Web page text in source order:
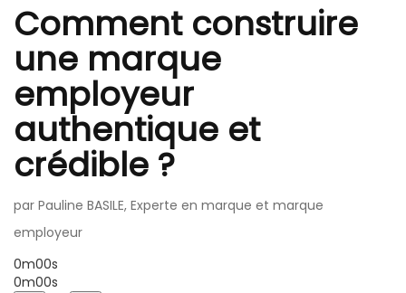
Comment construire
une marque
employeur
authentique et
crédible ?
par Pauline BASILE, Experte en marque et marque
employeur
0m00s
0m00s